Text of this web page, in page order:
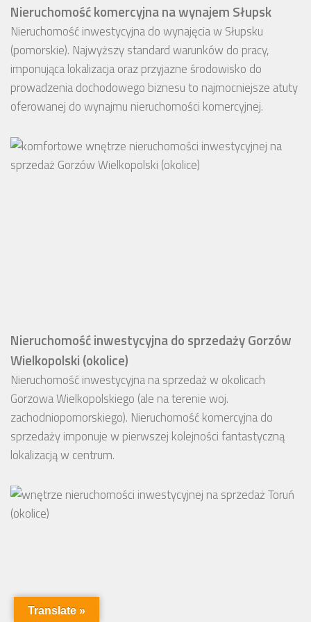
Nieruchomość komercyjna na wynajem Słupsk
Nieruchomość inwestycyjna do wynajęcia w Słupsku
(pomorskie). Najwyższy standard warunków do pracy,
imponująca lokalizacja oraz przyjazne środowisko do
prowadzenia dochodowego biznesu to najmocniejsze atuty
oferowanej do wynajmu nieruchomości komercyjnej.
Nieruchomość inwestycyjna do sprzedaży Gorzów
Wielkopolski (okolice)
Nieruchomość inwestycyjna na sprzedaż w okolicach
Gorzowa Wielkopolskiego (ale na terenie woj.
zachodniopomorskiego). Nieruchomość komercyjna do
sprzedaży imponuje w pierwszej kolejności fantastyczną
lokalizacją w centrum.
Translate »